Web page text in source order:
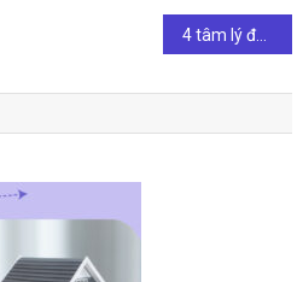
4 tâm lý đặc trưng và cách thấu hiểu khách hàng sale BĐS nên biết